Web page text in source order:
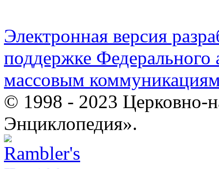
Электронная версия
поддержке Федерального
массовым
© 1998 - 2023 Церковно-
Энциклопедия».